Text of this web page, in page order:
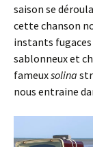
saison se
cette chanson
instants
sablonneux et
fameuxsolina
nous entraine